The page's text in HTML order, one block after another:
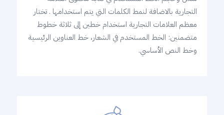
التجارية بالاضافة لنمط الكلمات التي يتم استخدامها . تختار
معظم العلامات التجارية استخدام خطين إلى ثلاثة خطوط
متضمنين: الخط المستخدم في الشعار، خط العناوين الرئيسية
وخط النص الأساسي.